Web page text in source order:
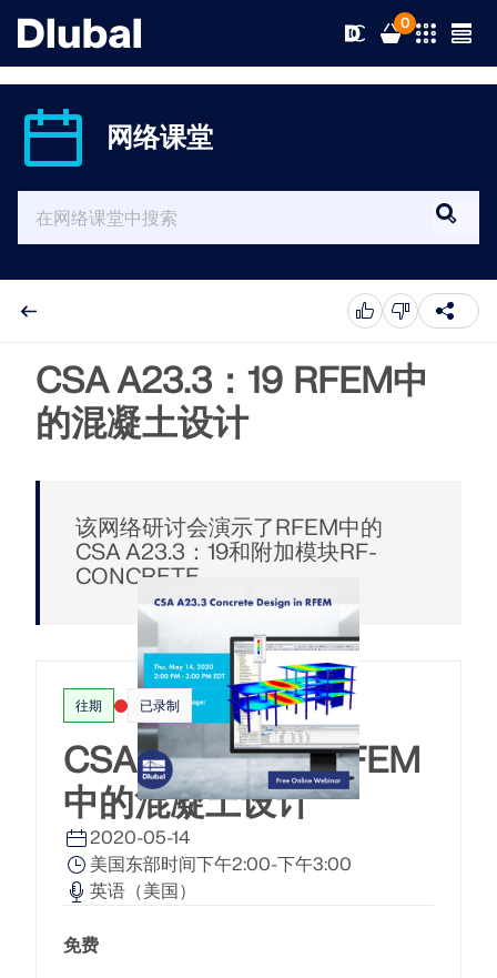
0
解决方案
行业
应用领域
规范
在线服务
光伏支架的结构设计
Dlubal Software 帮助您创建和验证任何太阳能安装系
统。在单一环境中高效地处理钢、铝和混凝土结构。
产品
满足您所有项目需求的有限元分析软件
更多信息
附加分析
特殊解决方案
RSTAB 9
经典的杆件结构分析软件
支持
支持
培训
服务
免费支持与服务
需要帮助吗？访问免费的支持选项，包括全天候人工智
能协助、电子邮件支持和网络研讨会。
了解更多
新闻
最新消息
培训
通过网课深入掌握工程技巧
加入行业领导者，探索结构工程和软件的解决方案。通
过我们的现场课程提升您的技能！
查看下场网课
资源
完整版下载
德儒巴免费专区
免费下载模型
探索数以千计的现成结构模型。下载、调整并用作模
板，以加速设计流程。
发现模型
教育
在线学习
RFEM 6 初学者入门
借助 RFEM 6 开始您的第一步，发现您可以多快进行建
模和计算。通过附加组件进行自定义，以获得更多可能
我们的客户
合作共赢
了解世界各地的顶尖工程师如何信任我们的解决方案，
以提升他们的项目。
为什么选择 Dlubal？
与我们一起构建您的未来
90天免费试用
登录到您的帐户
注册成为 Dlubal 软件公司外部网用户，畅享软件资
网络课堂
CSA A23.3：19 RFEM中
的混凝土设计
该网络研讨会演示了RFEM中的
CSA A23.3：19和附加模块RF-
CONCRETE。
往期 已录制
CSA A23.3：19 RFEM
中的混凝土设计
2020-05-14
美国东部时间下午2:00-下午3:00
英语（美国）
免费